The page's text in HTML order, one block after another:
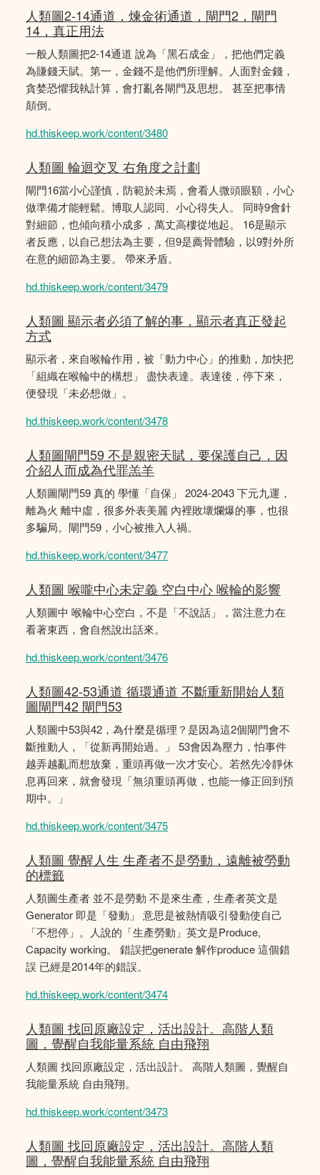
人類圖2-14通道，煉金術通道，閘門2，閘門
14，真正用法
一般人類圖把2-14通道 說為「黑石成金」，把他們定義
為賺錢天賦。第一，金錢不是他們所理解。人面對金錢，
貪婪恐懼我執計算，會打亂各閘門及思想。 甚至把事情
顛倒。
hd.thiskeep.work/content/3480
人類圖 輪迴交叉 右角度之計劃
閘門16當小心謹慎，防範於未焉，會看人微頭眼額，小心
做準備才能輕鬆。博取人認同、小心得失人。 同時9會針
對細節，也傾向積小成多，萬丈高樓從地起。 16是顯示
者反應，以自己想法為主要，但9是薦骨體驗，以9對外所
在意的細節為主要。 帶來矛盾。
hd.thiskeep.work/content/3479
人類圖 顯示者必須了解的事，顯示者真正發起
方式
顯示者，來自喉輪作用，被「動力中心」的推動，加快把
「組織在喉輪中的構想」 盡快表達。表達後，停下來，
便發現「未必想做」。
hd.thiskeep.work/content/3478
人類圖閘門59 不是親密天賦，要保護自己，因
介紹人而成為代罪羔羊
人類圖閘門59 真的 學懂「自保」 2024-2043 下元九運，
離為火 離中虛，很多外表美麗 內裡敗壞爛爆的事，也很
多騙局。閘門59，小心被推入人禍。
hd.thiskeep.work/content/3477
人類圖 喉嚨中心未定義 空白中心 喉輪的影響
人類圖中 喉輪中心空白，不是「不說話」，當注意力在
看著東西，會自然說出話來。
hd.thiskeep.work/content/3476
人類圖42-53通道 循環通道 不斷重新開始人類
圖閘門42 閘門53
人類圖中53與42，為什麼是循理？是因為這2個閘門會不
斷推動人，「從新再開始過。」 53會因為壓力，怕事件
越弄越亂而想放棄，重頭再做一次才安心。若然先冷靜休
息再回來，就會發現「無須重頭再做，也能一修正回到預
期中。」
hd.thiskeep.work/content/3475
人類圖 覺醒人生 生產者不是勞動，遠離被勞動
的標籤
人類圖生產者 並不是勞動 不是來生產，生產者英文是
Generator 即是「發動」 意思是被熱情吸引發動使自己
「不想停」。人說的「生產勞動」英文是Produce,
Capacity working。 錯誤把generate 解作produce 這個錯
誤 已經是2014年的錯誤。
hd.thiskeep.work/content/3474
人類圖 找回原廠設定，活出設計。高階人類
圖，覺醒自我能量系統 自由飛翔
人類圖 找回原廠設定，活出設計。 高階人類圖，覺醒自
我能量系統 自由飛翔。
hd.thiskeep.work/content/3473
人類圖 找回原廠設定，活出設計。高階人類
圖，覺醒自我能量系統 自由飛翔